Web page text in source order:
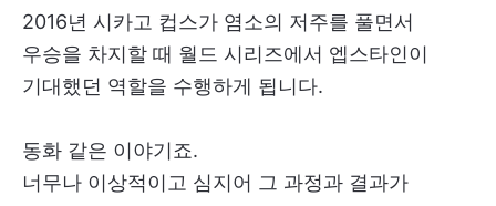
2016년 시카고 컵스가 염소의 저주를 풀면서
우승을 차지할 때 월드 시리즈에서 엡스타인이
기대했던 역할을 수행하게 됩니다.
동화 같은 이야기죠.
너무나 이상적이고 심지어 그 과정과 결과가